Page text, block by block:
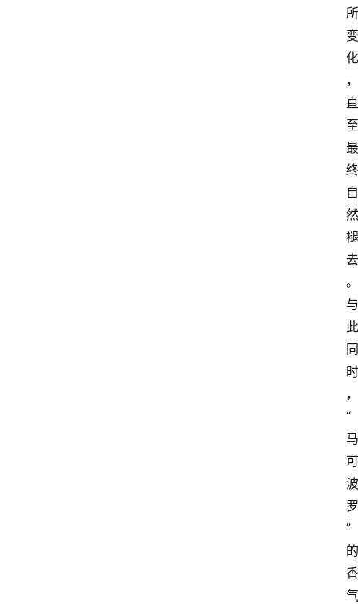
所
变
化
，
直
至
最
终
自
然
褪
去
。
与
此
同
时
，
“
马
可
波
罗
”
的
香
气